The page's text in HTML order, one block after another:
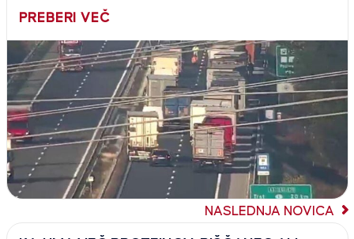
PREBERI VEČ
NASLEDNJA NOVICA